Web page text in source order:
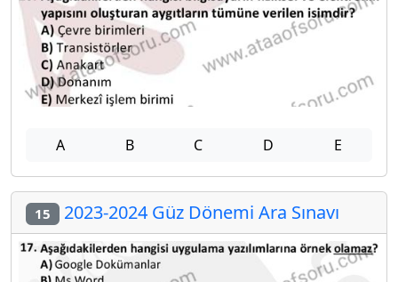
A B C D E
15 2023-2024 Güz Dönemi Ara Sınavı